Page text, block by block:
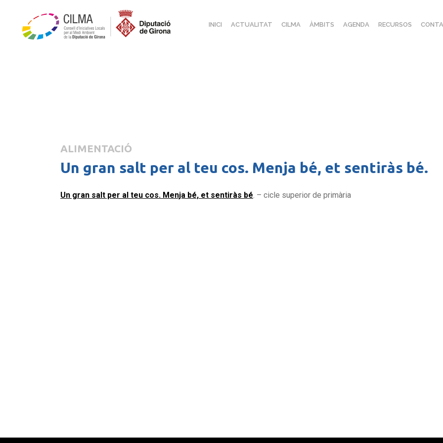
INICI ACTUALITAT CILMA ÀMBITS AGENDA RECURSOS
ALIMENTACIÓ
Un gran salt per al teu cos. Menja bé, et sentiràs bé.
Un gran salt per al teu cos. Menja bé, et sentiràs bé. – cicle superior de primària